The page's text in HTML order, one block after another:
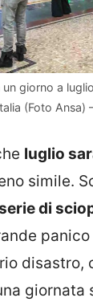
giorno a
(Foto Ansa)
luglio
simile.
di
disastro,
giornata